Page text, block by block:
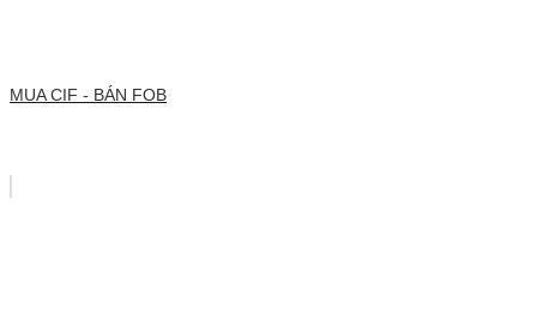
MUA CIF - BÁN FOB